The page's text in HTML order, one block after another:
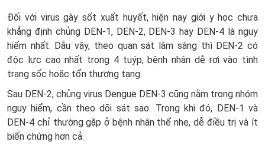
Đối với virus gây sốt xuất huyết, hiện nay giới y học chưa
khẳng định chủng DEN-1, DEN-2, DEN-3 hay DEN-4 là nguy
hiểm nhất. Dẫu vậy, theo quan sát lâm sàng thì DEN-2 có
độc lực cao nhất trong 4 tuýp, bệnh nhân dễ rơi vào tình
trạng sốc hoặc tổn thương tạng.
Sau DEN-2, chủng virus Dengue DEN-3 cũng nằm trong nhóm
nguy hiểm, cần theo dõi sát sao. Trong khi đó, DEN-1 và
DEN-4 chỉ thường gặp ở bệnh nhân thể nhẹ, dễ điều trị và ít
biến chứng hơn cả.